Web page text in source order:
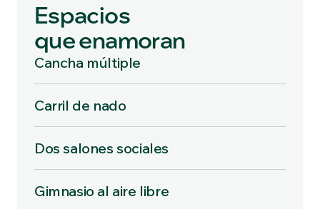
Espacios
que enamoran
Cancha múltiple
Carril de nado
Dos salones sociales
Gimnasio al aire libre